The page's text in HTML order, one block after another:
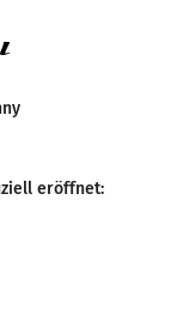
eröffnet: